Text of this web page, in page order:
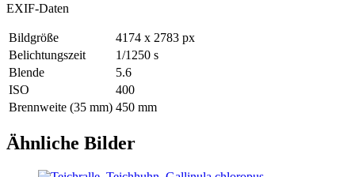
EXIF-Daten
Bildgröße
4174 x 2783 px
Belichtungszeit
1/1250 s
Blende
5.6
ISO
400
Brennweite (35 mm) 450 mm
Ähnliche Bilder